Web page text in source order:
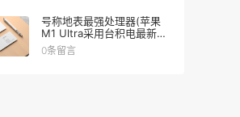
号称地表最强处理器(苹果
M1 Ultra采用台积电最新
技术)
0条留言